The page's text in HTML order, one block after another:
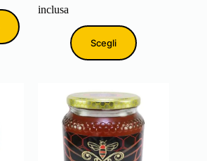
prezzo:
da
3.50 €
inclusa
Scegli